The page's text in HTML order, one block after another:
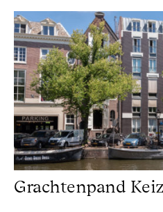
Grachtenpand Keizersgracht
Grachtenpand